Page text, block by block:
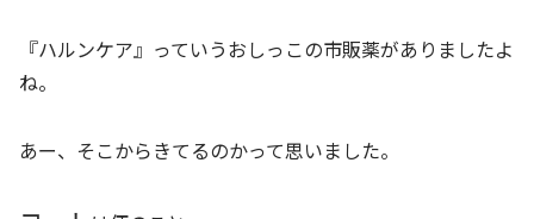
『ハルンケア』っていうおしっこの市販薬がありましたよ
ね。
あー、そこからきてるのかって思いました。